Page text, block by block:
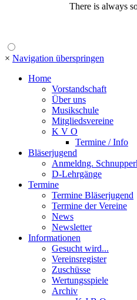
There is always
× Navigation überspringen
Home
Vorstandschaft
Über uns
Musikschule
Mitgliedsvereine
K V O
Termine / Info
Bläserjugend
Anmeldng.
D-Lehrgänge
Termine
Termine Bläserjugend
Termine der Vereine
News
Newsletter
Informationen
Gesucht wird...
Vereinsregister
Zuschüsse
Wertungsspiele
Archiv